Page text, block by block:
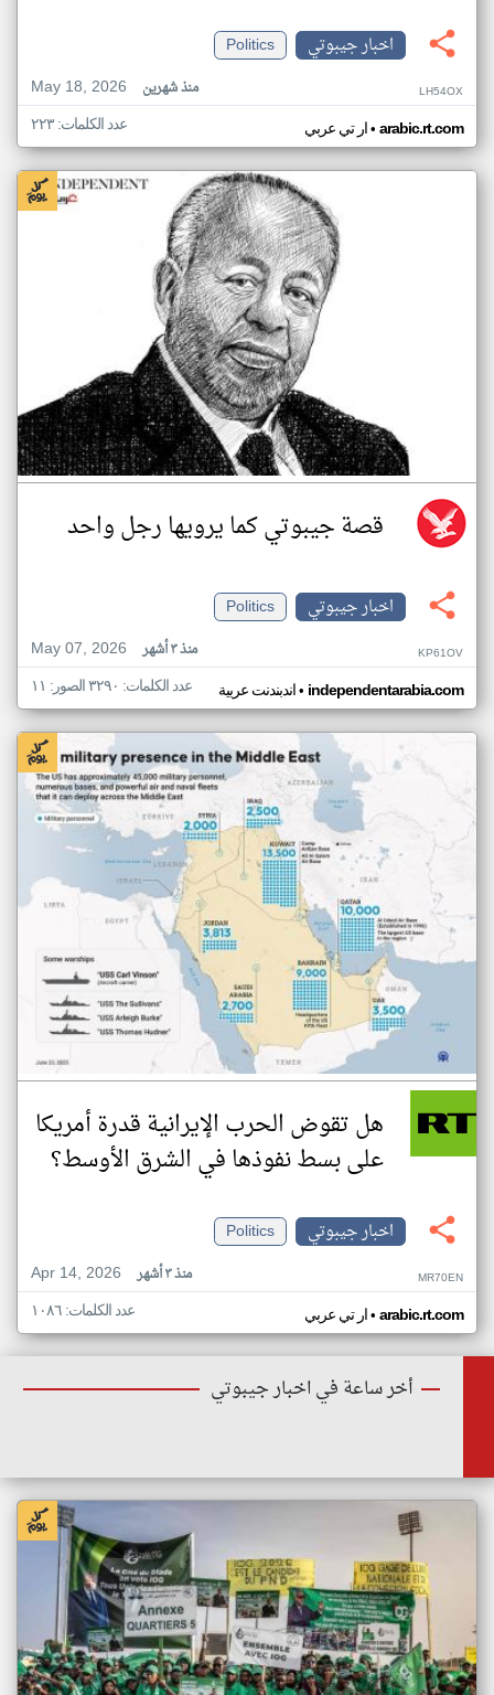
اخبار جيبوتي
Politics
May 18, 2026
منذ شهرين LH54OX
ار تي عربي• arabic.rt.com عدد الكلمات: ٢٢٣
قصة جيبوتي كما يرويها رجل واحد
اخبار جيبوتي
Politics
May 07, 2026
منذ ٣ أشهر KP61OV
اندبندنت عربية• independentarabia.com عدد الكلمات: ٣٢٩٠ الصور: ١١
هل تقوض الحرب الإيرانية قدرة أمريكا
على بسط نفوذها في الشرق الأوسط؟
اخبار جيبوتي
Politics
Apr 14, 2026
منذ ٣ أشهر MR70EN
ار تي عربي• arabic.rt.com عدد الكلمات: ١٠٨٦
أخر ساعة في اخبار جيبوتي